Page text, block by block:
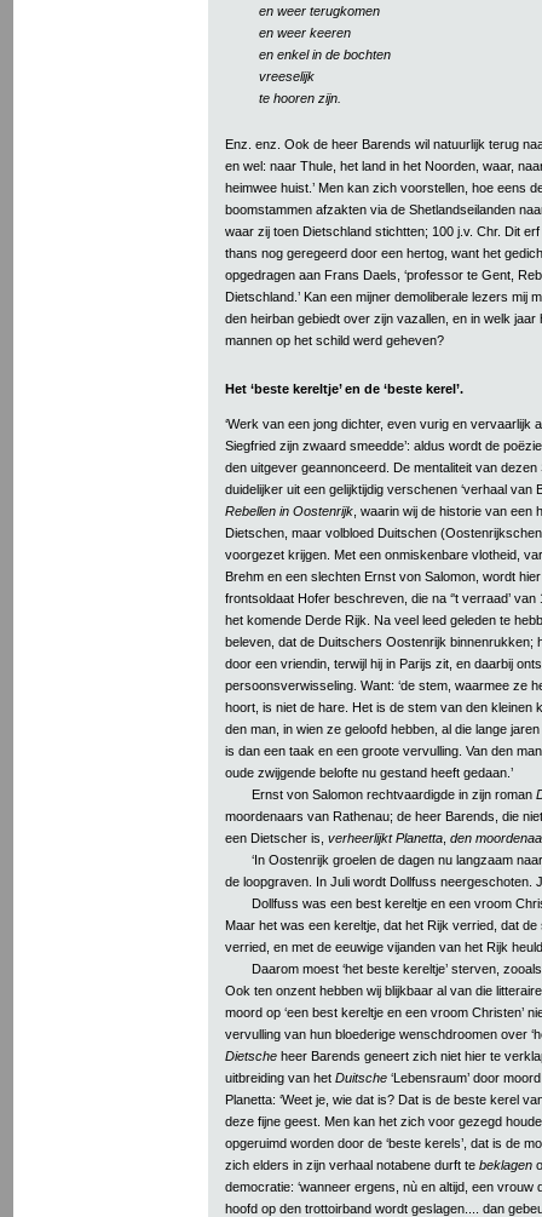
en weer terugkomen
en weer keeren
en enkel in de bochten
vreeselijk
te hooren zijn.
Enz. enz. Ook de heer Barends wil natuurlijk terug
en wel: naar Thule, het land in het Noorden, waar,
heimwee huist.’ Men kan zich voorstellen, hoe eens
boomstammen afzakten via de Shetlandseilanden
waar zij toen Dietschland stichtten; 100 j.v. Chr. Dit
thans nog geregeerd door een hertog, want het
opgedragen aan Frans Daels, ‘professor te Gent,
Dietschland.’ Kan een mijner demoliberale lezers mij
den heirban gebiedt over zijn vazallen, en in welk jaar
mannen op het schild werd geheven?
Het ‘beste kereltje’ en de ‘beste kerel’.
‘Werk van een jong dichter, even vurig en vervaarlijk
Siegfried zijn zwaard smeedde’: aldus wordt de
den uitgever geannonceerd. De mentaliteit van dezen
duidelijker uit een gelijktijdig verschenen ‘verhaal van
Rebellen in Oostenrijk , waarin wij de historie van een
Dietschen, maar volbloed Duitschen
voorgezet krijgen. Met een onmiskenbare vlotheid,
Brehm en een slechten Ernst von Salomon, wordt
frontsoldaat Hofer beschreven, die na ‘'t verraad’
het komende Derde Rijk. Na veel leed geleden te
beleven, dat de Duitschers Oostenrijk binnenrukken;
door een vriendin, terwijl hij in Parijs zit, en daarbij
persoonsverwisseling. Want: ‘de stem, waarmee ze
hoort, is niet de hare. Het is de stem van den kleinen
den man, in wien ze geloofd hebben, al die lange
is dan een taak en een groote vervulling. Van den
oude zwijgende belofte nu gestand heeft gedaan.’
Ernst von Salomon rechtvaardigde in zijn roman
moordenaars van Rathenau; de heer Barends, die
een Dietscher is, verheerlijkt Planetta den
‘In Oostenrijk groelen de dagen nu langzaam
de loopgraven. In Juli wordt Dollfuss neergeschoten.
Dollfuss was een best kereltje en een vroom
Maar het was een kereltje, dat het Rijk verried, dat de
verried, en met de eeuwige vijanden van het Rijk
Daarom moest ‘het beste kereltje’ sterven,
Ook ten onzent hebben wij blijkbaar al van die
moord op ‘een best kereltje en een vroom Christen’
vervulling van hun bloederige wenschdroomen over
Dietsche heer Barends geneert zich niet hier te
uitbreiding van het Duitsche ‘Lebensraum’ door
Planetta: ‘Weet je, wie dat is? Dat is de beste kerel
deze fijne geest. Men kan het zich voor gezegd
opgeruimd worden door de ‘beste kerels’, dat is de
zich elders in zijn verhaal notabene durft te beklagen
democratie: ‘wanneer ergens, nù en altijd, een vrouw
hoofd op den trottoirband wordt geslagen.... dan